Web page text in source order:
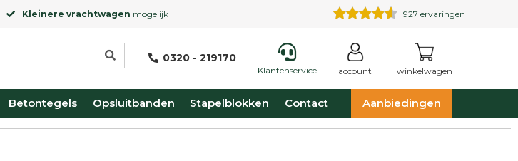
Kleinere vrachtwagen mogelijk 927 ervaringen
0320 - 219170
Klantenservice account winkelwagen
Betontegels Opsluitbanden Stapelblokken Contact Aanbiedingen